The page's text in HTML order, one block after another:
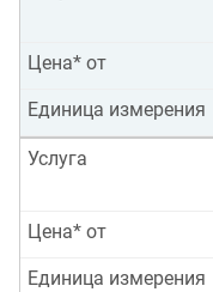
Цена* от
Единица измерения
Услуга
Цена* от
Единица измерения